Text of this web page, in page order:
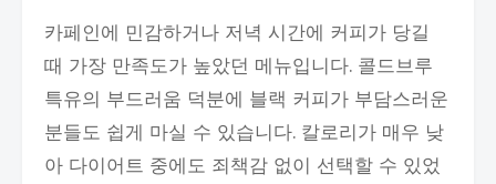
카페인에 민감하거나 저녁 시간에 커피가 당길
때 가장 만족도가 높았던 메뉴입니다. 콜드브루
특유의 부드러움 덕분에 블랙 커피가 부담스러운
분들도 쉽게 마실 수 있습니다. 칼로리가 매우 낮
아 다이어트 중에도 죄책감 없이 선택할 수 있었